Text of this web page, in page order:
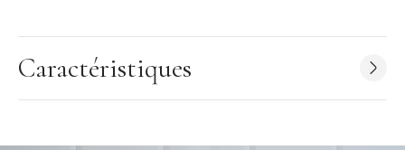
Pot refermable
Caractéristiques